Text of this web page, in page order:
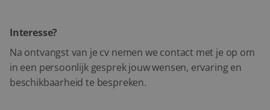
Interesse?
Na ontvangst van je cv nemen we contact met je op om
in een persoonlijk gesprek jouw wensen, ervaring en
beschikbaarheid te bespreken.